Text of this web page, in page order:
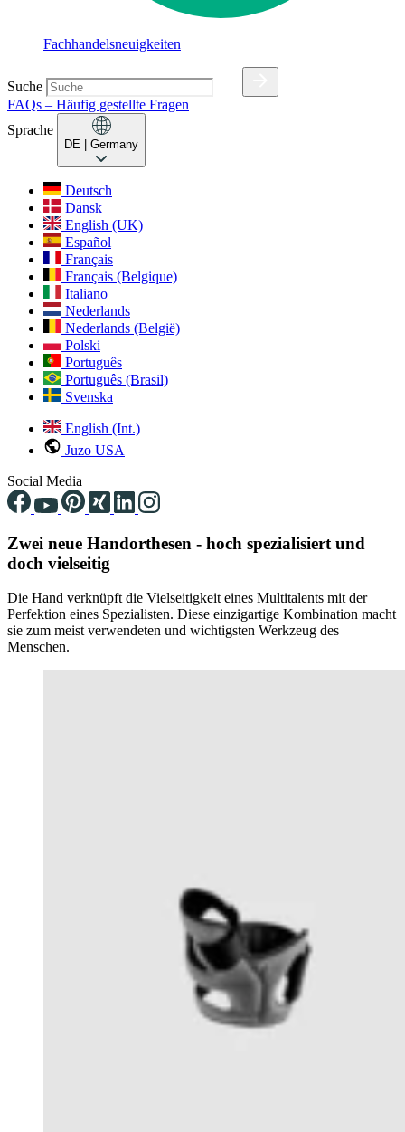
Fachhandelsneuigkeiten
Suche
FAQs – Häufig gestellte Fragen
Sprache
DE | Germany
Deutsch
Dansk
English (UK)
Español
Français
Français (Belgique)
Italiano
Nederlands
Nederlands (België)
Polski
Português
Português (Brasil)
Svenska
English (Int.)
Juzo USA
Social Media
Zwei neue Handorthesen - hoch spezialisiert und
doch vielseitig
Die Hand verknüpft die Vielseitigkeit eines Multitalents mit der
Perfektion eines Spezialisten. Diese einzigartige Kombination macht
sie zum meist verwendeten und wichtigsten Werkzeug des
Menschen.